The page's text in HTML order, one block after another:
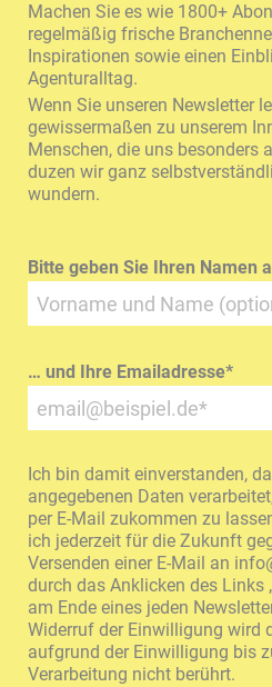
Machen Sie es wie 1800+
regelmäßig frische
Inspirationen sowie einen
Agenturalltag.
Wenn Sie unseren Newsletter
gewissermaßen zu unserem
Menschen, die uns besonders
duzen wir ganz
wundern.
… und Ihre Emailadresse*
Bitte geben Sie Ihren Namen
Ich bin damit einverstanden,
angegebenen Daten
per E-Mail zukommen zu
ich jederzeit für die Zukunft
Versenden einer E-Mail an
durch das Anklicken des Links
am Ende eines jeden
Widerruf der Einwilligung wird
aufgrund der Einwilligung bis
Verarbeitung nicht berührt.